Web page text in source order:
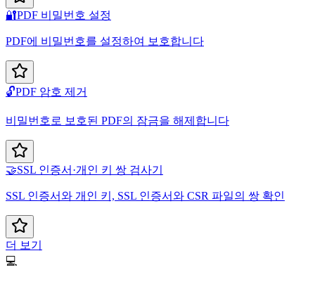
🔐PDF 비밀번호 설정
PDF에 비밀번호를 설정하여 보호합니다
🔓PDF 암호 제거
비밀번호로 보호된 PDF의 잠금을 해제합니다
🤝SSL 인증서·개인 키 쌍 검사기
SSL 인증서와 개인 키, SSL 인증서와 CSR 파일의 쌍 확인
더 보기
💻